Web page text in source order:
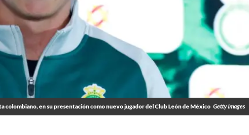
colombiano, en su presentación como nuevo jugador del Club León de México Getty Images